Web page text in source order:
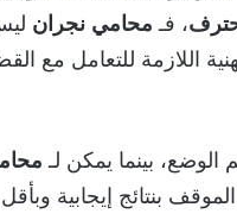
، فـ محامي نجران
للتعامل مع
بينما يمكن لـ
بنتائج إيجابية